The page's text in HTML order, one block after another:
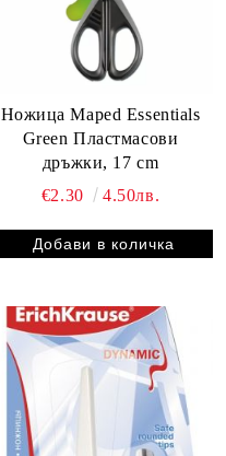
Ножица Maped Essentials
Green Пластмасови
дръжки, 17 cm
€2.30
4.50лв.